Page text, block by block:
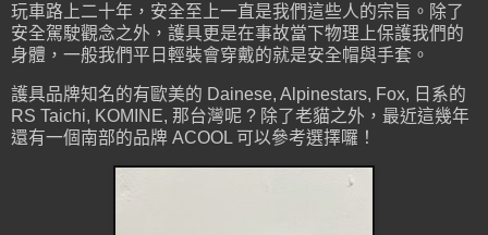
玩車路上二十年，安全至上一直是我們這些人的宗旨。除了
安全駕駛觀念之外，護具更是在事故當下物理上保護我們的
身體，一般我們平日輕裝會穿戴的就是安全帽與手套。
護具品牌知名的有歐美的 Dainese, Alpinestars, Fox, 日系的
RS Taichi, KOMINE, 那台灣呢 ? 除了老貓之外，最近這幾年
還有一個南部的品牌 ACOOL 可以參考選擇囉！